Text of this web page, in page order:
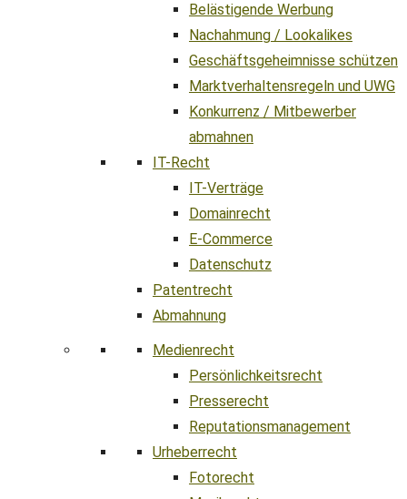
Belästigende Werbung
Nachahmung / Lookalikes
Geschäftsgeheimnisse schützen
Marktverhaltensregeln und UWG
Konkurrenz / Mitbewerber
abmahnen
IT-Recht
IT-Verträge
Domainrecht
E-Commerce
Datenschutz
Patentrecht
Abmahnung
Medienrecht
Persönlichkeitsrecht
Presserecht
Reputationsmanagement
Urheberrecht
Fotorecht